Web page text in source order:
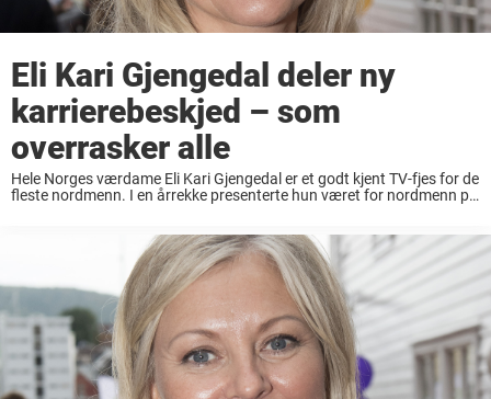
Eli Kari Gjengedal deler ny
karrierebeskjed – som
overrasker alle
Hele Norges værdame Eli Kari Gjengedal er et godt kjent TV-fjes for de
fleste nordmenn. I en årrekke presenterte hun været for nordmenn på